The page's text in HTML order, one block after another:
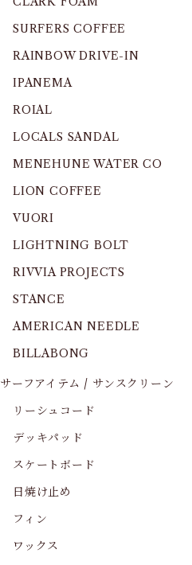
SURFERS COFFEE
RAINBOW DRIVE-IN
IPANEMA
ROIAL
LOCALS SANDAL
MENEHUNE WATER CO
LION COFFEE
VUORI
LIGHTNING BOLT
RIVVIA PROJECTS
STANCE
AMERICAN NEEDLE
BILLABONG
サーフアイテム / サンスクリーン
リーシュコード
デッキパッド
スケートボード
日焼け止め
フィン
ワックス